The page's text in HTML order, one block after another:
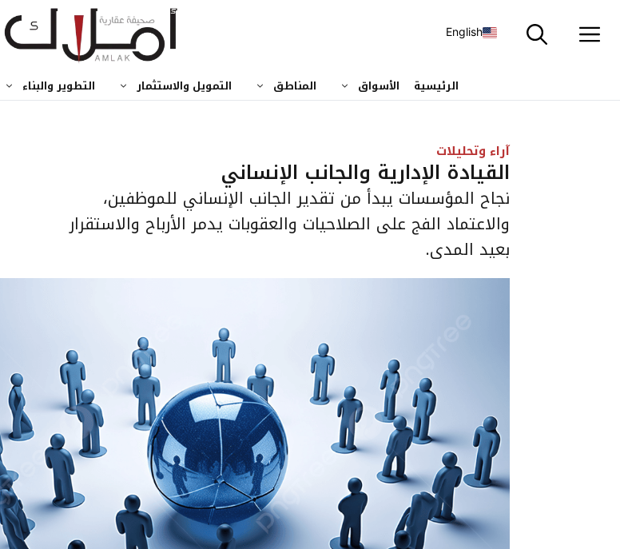
إلى
English
الرئيسية الأسواق المناطق التمويل والاستثمار التطوير والبناء
آراء وتحليلات
القيادة الإدارية والجانب الإنساني
نجاح المؤسسات يبدأ من تقدير الجانب الإنساني للموظفين،
والاعتماد الفج على الصلاحيات والعقوبات يدمر الأرباح والاستقرار
بعيد المدى.